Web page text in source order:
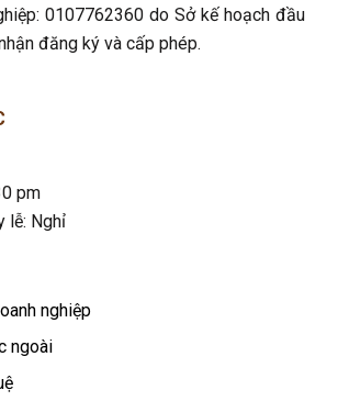
0107762360 do Sở kế hoạch đầu
đăng ký và cấp phép.
pm
lễ: Nghỉ
nghiệp
ngoài